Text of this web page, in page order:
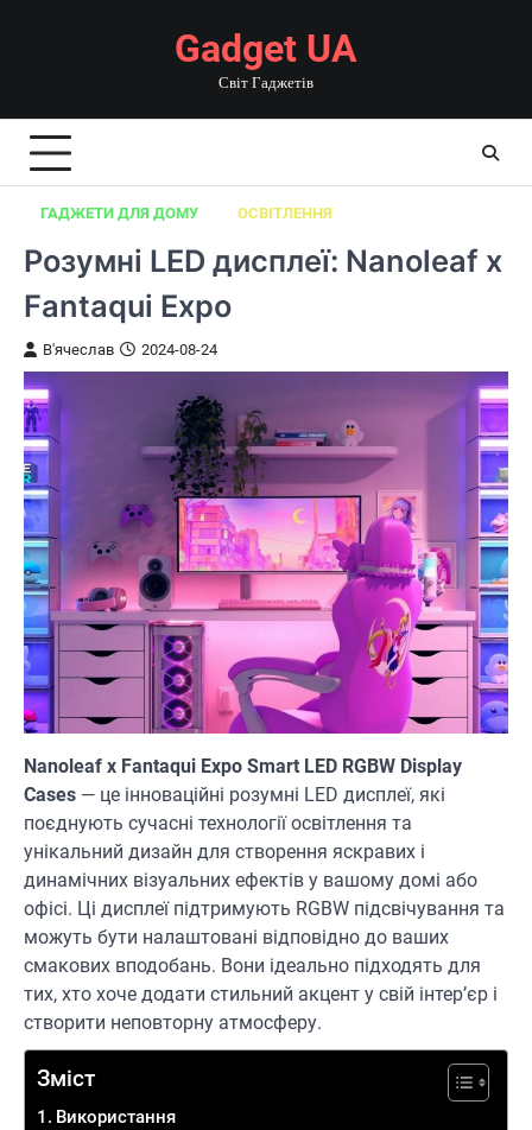
Gadget UA
Світ Гаджетів
ГАДЖЕТИ ДЛЯ ДОМУ ОСВІТЛЕННЯ
Розумні LED дисплеї: Nanoleaf x
Fantaqui Expo
В'ячеслав 2024-08-24
Nanoleaf x Fantaqui Expo Smart LED RGBW Display
Cases — це інноваційні розумні LED дисплеї, які
поєднують сучасні технології освітлення та
унікальний дизайн для створення яскравих і
динамічних візуальних ефектів у вашому домі або
офісі. Ці дисплеї підтримують RGBW підсвічування та
можуть бути налаштовані відповідно до ваших
смакових вподобань. Вони ідеально підходять для
тих, хто хоче додати стильний акцент у свій інтер’єр і
створити неповторну атмосферу.
Зміст
Використання